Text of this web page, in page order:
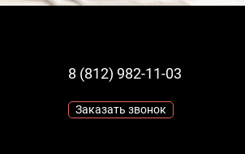
8 (812) 982-11-03
Заказать звонок